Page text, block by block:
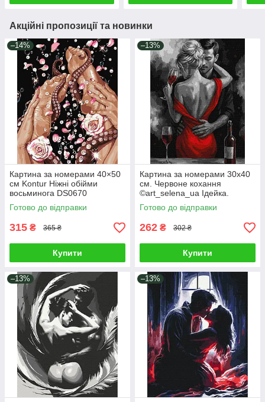
Акційні пропозиції та новинки
–14%
Картина за номерами 40×50
см Kontur Ніжні обійми
восьминога DS0670
Готово до відправки
315 ₴ 365 ₴
Купити
–13%
Картина за номерами 30х40
см. Червоне кохання
©art_selena_ua Ідейка.
KHO8697
Готово до відправки
262 ₴ 302 ₴
Купити
–13% –13%